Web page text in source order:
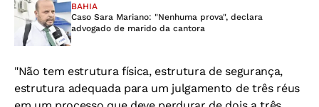
BAHIA
Caso Sara Mariano: "Nenhuma prova", declara
advogado de marido da cantora
"Não tem estrutura física, estrutura de segurança,
estrutura adequada para um julgamento de três réus